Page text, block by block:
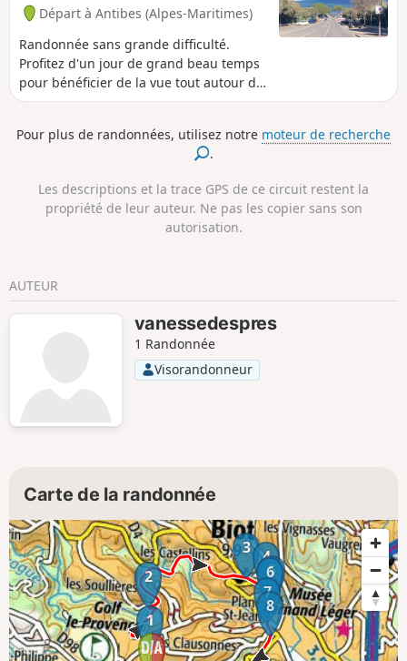
Départ à Antibes (Alpes-Maritimes)
Randonnée sans grande difficulté.
Profitez d'un jour de grand beau temps
pour bénéficier de la vue tout autour du
cap et parfois sur les montagnes.
Pour plus de randonnées, utilisez notre moteur de recherche
.
Les descriptions et la trace GPS de ce circuit restent la
propriété de leur auteur. Ne pas les copier sans son
autorisation.
AUTEUR
vanessedespres
1 Randonnée
Visorandonneur
Carte de la randonnée
1
2
3 4
5
6
7
8